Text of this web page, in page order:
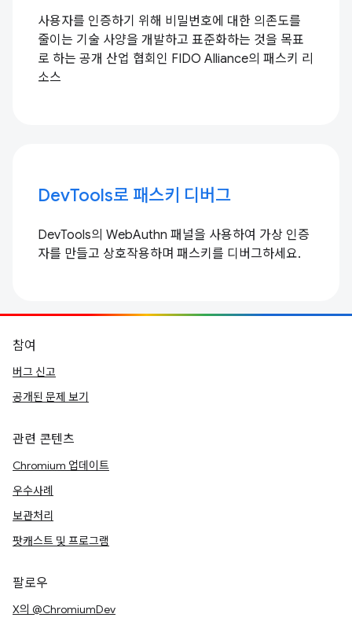
사용자를 인증하기 위해 비밀번호에 대한 의존도를
줄이는 기술 사양을 개발하고 표준화하는 것을 목표
로 하는 공개 산업 협회인 FIDO Alliance의 패스키 리
소스
DevTools로 패스키 디버그
DevTools의 WebAuthn 패널을 사용하여 가상 인증
자를 만들고 상호작용하며 패스키를 디버그하세요.
참여
버그 신고
공개된 문제 보기
관련 콘텐츠
Chromium 업데이트
우수사례
보관처리
팟캐스트 및 프로그램
팔로우
X의 @ChromiumDev